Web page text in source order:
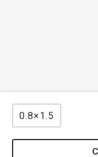
0.8×1.5